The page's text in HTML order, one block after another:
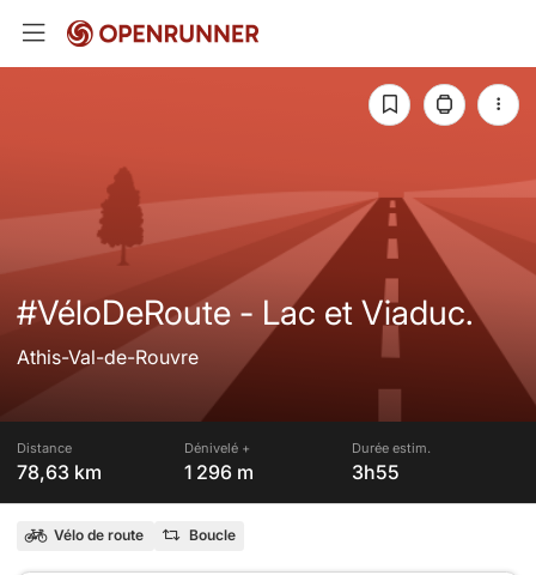
#VéloDeRoute - Lac et Viaduc.
Athis-Val-de-Rouvre
Distance
78,63 km
Dénivelé +
1 296 m
Durée estim.
3h55
Vélo de route Boucle